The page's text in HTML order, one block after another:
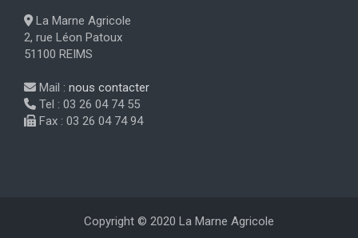
La Marne Agricole
2, rue Léon Patoux
51100 REIMS
Mail : nous contacter
Tel : 03 26 04 74 55
Fax : 03 26 04 74 94
Copyright © 2020 La Marne Agricole